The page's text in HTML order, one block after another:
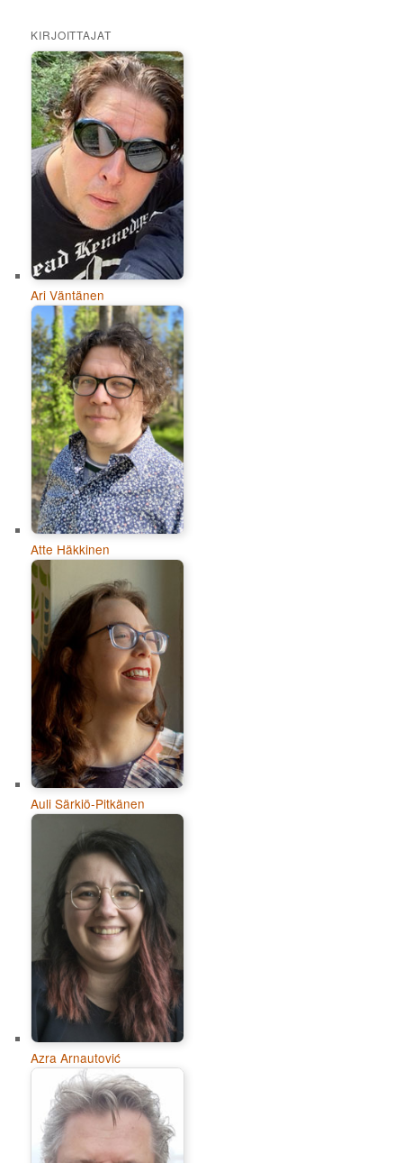
KIRJOITTAJAT
Ari Väntänen
Atte Häkkinen
Auli Särkiö-Pitkänen
Azra Arnautović